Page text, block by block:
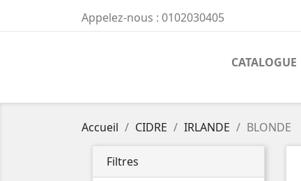
Appelez-nous : 0102030405
CATALOGUE
Accueil CIDRE IRLANDE BLONDE
Filtres